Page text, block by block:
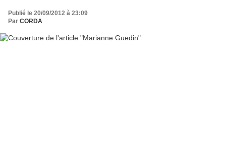
Publié le 20/09/2012 à 23:09
Par CORDA